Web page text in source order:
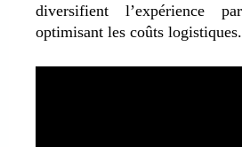
diversifient l’expérience
optimisant les coûts logistiques.